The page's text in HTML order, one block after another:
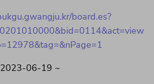
board.es?
2023-06-19 ~